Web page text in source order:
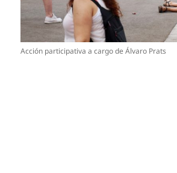
Acción participativa a cargo de Álvaro Prats